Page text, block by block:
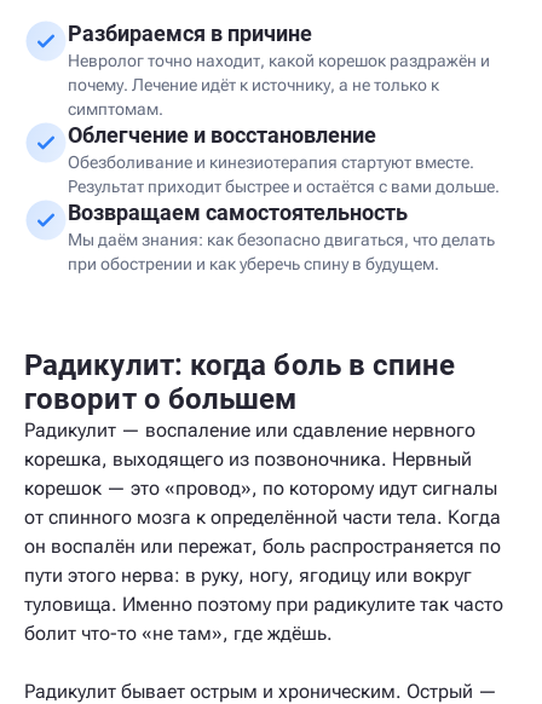
Разбираемся в причине
Невролог точно находит, какой корешок раздражён и
почему. Лечение идёт к источнику, а не только к
симптомам.
Облегчение и восстановление
Обезболивание и кинезиотерапия стартуют вместе.
Результат приходит быстрее и остаётся с вами дольше.
Возвращаем самостоятельность
Мы даём знания: как безопасно двигаться, что делать
при обострении и как уберечь спину в будущем.
Радикулит: когда боль в спине
говорит о большем
Радикулит — воспаление или сдавление нервного
корешка, выходящего из позвоночника. Нервный
корешок — это «провод», по которому идут сигналы
от спинного мозга к определённой части тела. Когда
он воспалён или пережат, боль распространяется по
пути этого нерва: в руку, ногу, ягодицу или вокруг
туловища. Именно поэтому при радикулите так часто
болит что-то «не там», где ждёшь.
Радикулит бывает острым и хроническим. Острый —